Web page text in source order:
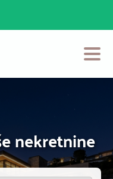
nekretnine